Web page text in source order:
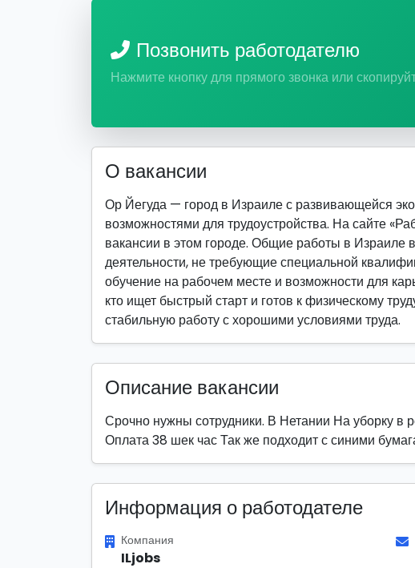
Позвонить работодателю
Нажмите кнопку для прямого звонка или
О вакансии
Ор Йегуда — город в Израиле с развивающейся
возможностями для трудоустройства. На сайте
вакансии в этом городе. Общие работы в Израиле
деятельности, не требующие специальной
обучение на рабочем месте и возможности для
кто ищет быстрый старт и готов к физическому
стабильную работу с хорошими условиями труда.
Описание вакансии
Срочно нужны сотрудники. В Нетании На уборку в
Оплата 38 шек час Так же подходит с синими
Информация о работодателе
Компания
ILjobs